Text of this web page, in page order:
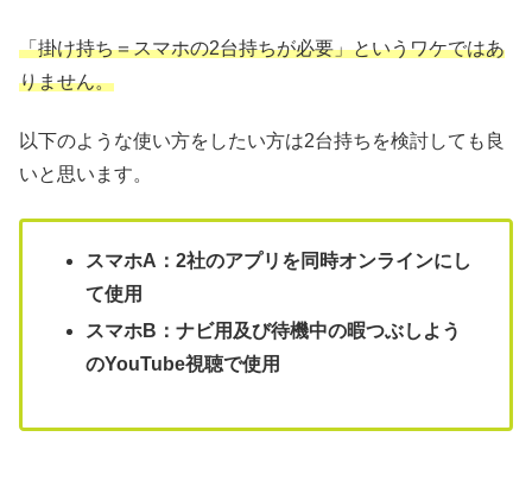
「掛け持ち＝スマホの2台持ちが必要」というワケではあ
りません。
以下のような使い方をしたい方は2台持ちを検討しても良
いと思います。
スマホA：2社のアプリを同時オンラインにし
て使用
スマホB：ナビ用及び待機中の暇つぶしよう
のYouTube視聴で使用